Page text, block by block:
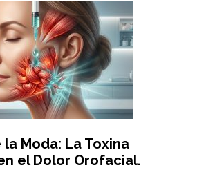
la Moda: La Toxina
el Dolor Orofacial.